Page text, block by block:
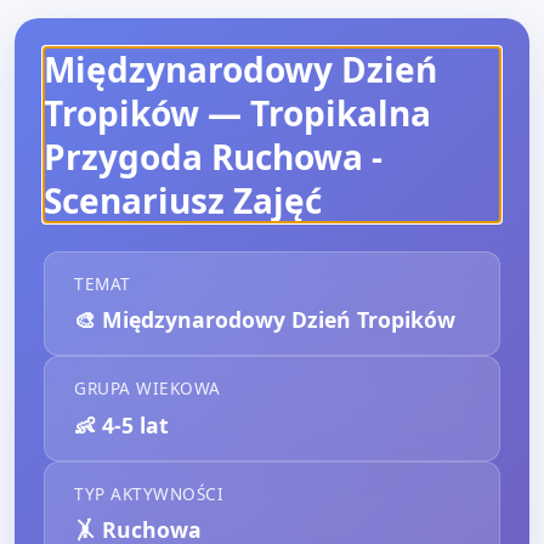
Międzynarodowy Dzień
Tropików — Tropikalna
Przygoda Ruchowa -
Scenariusz Zajęć
TEMAT
🎨 Międzynarodowy Dzień Tropików
GRUPA WIEKOWA
👶 4-5 lat
TYP AKTYWNOŚCI
🤸 Ruchowa